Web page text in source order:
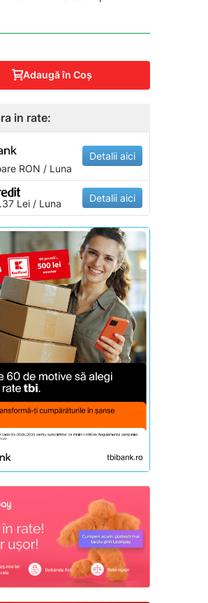
Adaugă în Coş
in rate:
RON / Luna
Detalii aici
Lei / Luna Detalii aici